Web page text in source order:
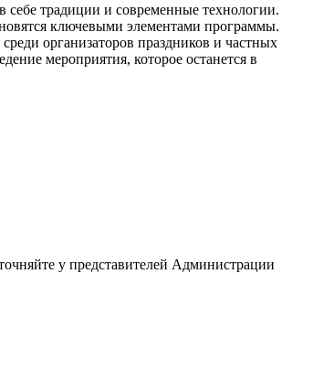
себе традиции и современные технологии.
ключевыми элементами программы.
организаторов праздников и частных
мероприятия, которое останется в
у представителей Администрации